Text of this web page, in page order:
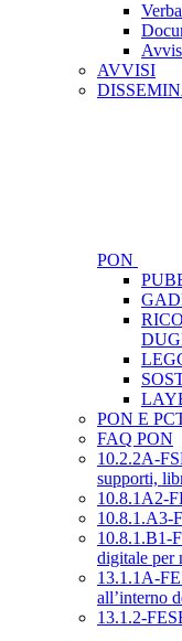
AVVISI
PON
PON E
FAQ PON
10.2.2A-
supporti,
10.8.1A2-
10.8.1.A3-
10.8.1.B1-
digitale per
13.1.1A-
all’interno
13.1.2-